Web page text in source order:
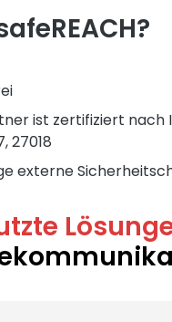
ist zertifiziert nach
27018
externe